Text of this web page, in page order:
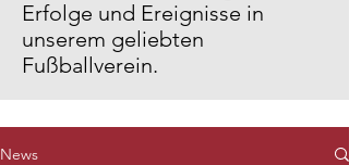
Erfolge und Ereignisse in
unserem geliebten
Fußballverein.
News